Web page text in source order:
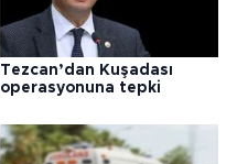
Tezcan’dan Kuşadası
operasyonuna tepki